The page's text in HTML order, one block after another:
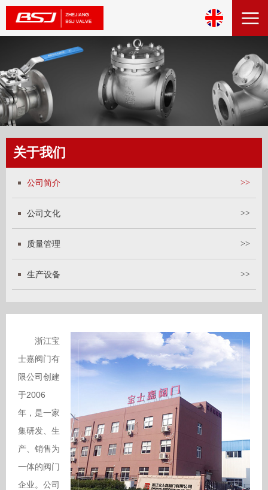
关于我们
公司简介 >>
公司文化 >>
质量管理 >>
生产设备 >>
浙江宝
士嘉阀门有
限公司创建
于2006
年，是一家
集研发、生
产、销售为
一体的阀门
企业。公司